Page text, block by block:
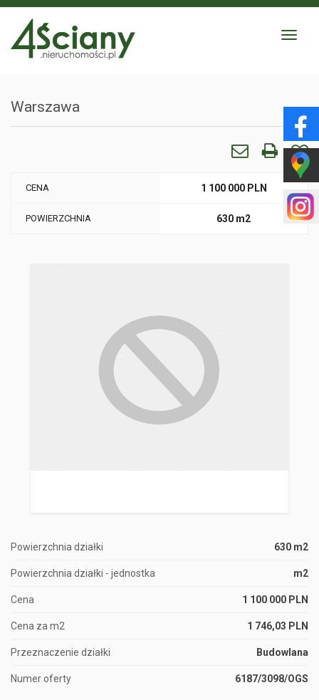
Toggle
Warszawa
CENA 1 100 000 PLN
POWIERZCHNIA 630 m2
Powierzchnia działki 630 m2
Powierzchnia działki - jednostka m2
Cena 1 100 000 PLN
Cena za m2 1 746,03 PLN
Przeznaczenie działki Budowlana
Numer oferty 6187/3098/OGS